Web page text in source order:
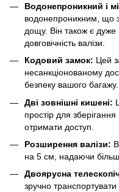
Водонепроникний і
водонепроникним, що
дощу. Він також є
довговічність валізи.
Кодовий замок: Цей
несанкціонованому
безпеку вашого багажу.
Дві зовнішні кишені:
простір для
отримати доступ.
Розширення валізи:
на 5 см, надаючи
Двоярусна
зручно